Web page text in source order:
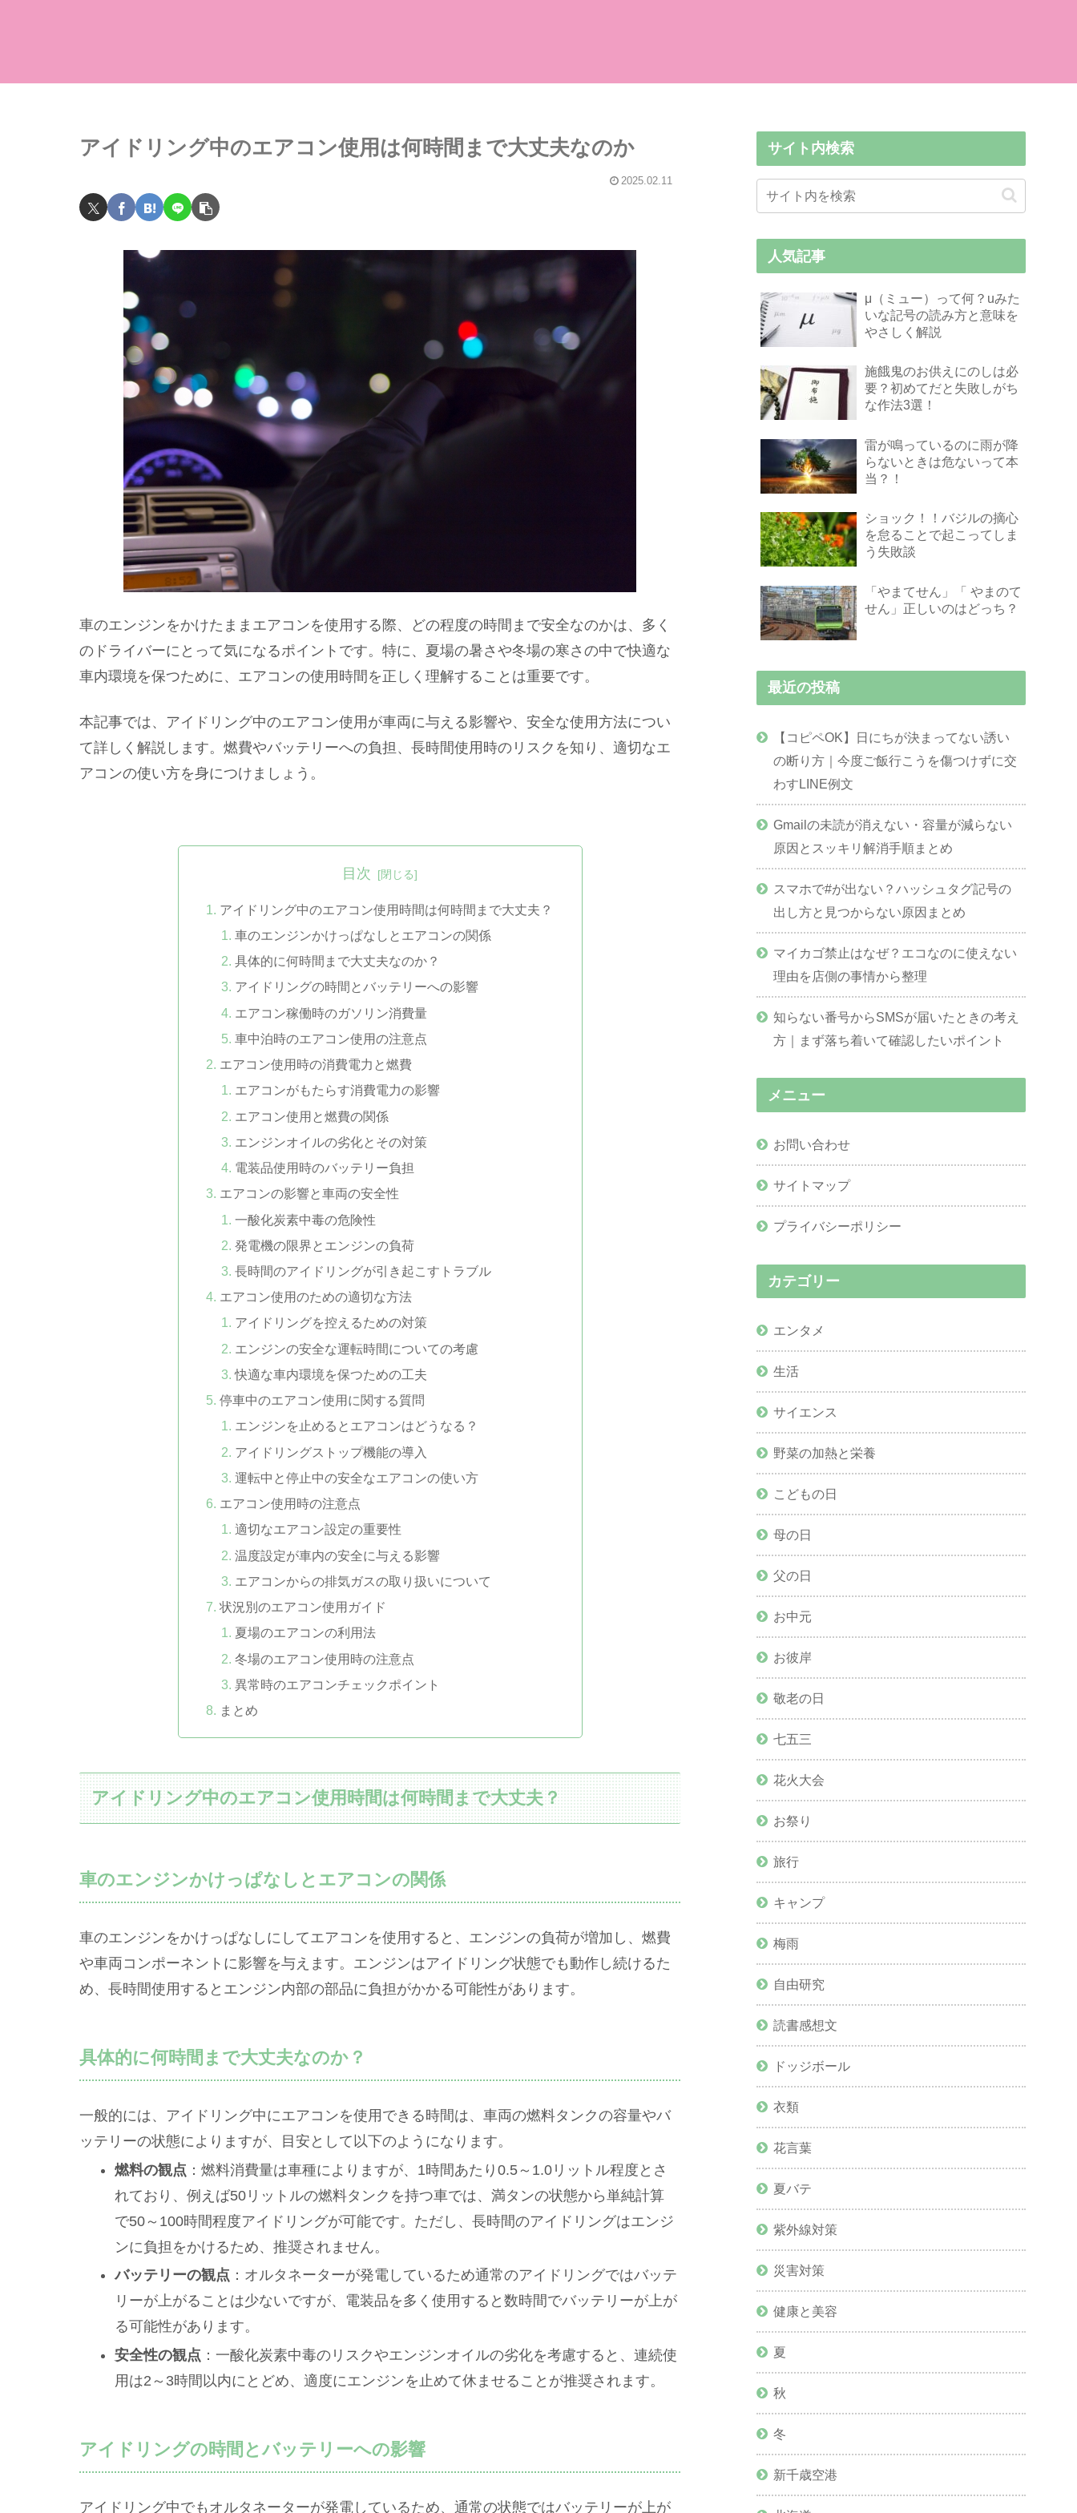
アイドリング中のエアコン使用は何時間まで大丈夫なのか
2025.02.11
車のエンジンをかけたままエアコンを使用する際、どの程度の時間まで安全なのかは、多く
のドライバーにとって気になるポイントです。特に、夏場の暑さや冬場の寒さの中で快適な
車内環境を保つために、エアコンの使用時間を正しく理解することは重要です。
本記事では、アイドリング中のエアコン使用が車両に与える影響や、安全な使用方法につい
て詳しく解説します。燃費やバッテリーへの負担、長時間使用時のリスクを知り、適切なエ
アコンの使い方を身につけましょう。
目次
アイドリング中のエアコン使用時間は何時間まで大丈夫？
車のエンジンかけっぱなしとエアコンの関係
具体的に何時間まで大丈夫なのか？
アイドリングの時間とバッテリーへの影響
エアコン稼働時のガソリン消費量
車中泊時のエアコン使用の注意点
エアコン使用時の消費電力と燃費
エアコンがもたらす消費電力の影響
エアコン使用と燃費の関係
エンジンオイルの劣化とその対策
電装品使用時のバッテリー負担
エアコンの影響と車両の安全性
一酸化炭素中毒の危険性
発電機の限界とエンジンの負荷
長時間のアイドリングが引き起こすトラブル
エアコン使用のための適切な方法
アイドリングを控えるための対策
エンジンの安全な運転時間についての考慮
快適な車内環境を保つための工夫
停車中のエアコン使用に関する質問
エンジンを止めるとエアコンはどうなる？
アイドリングストップ機能の導入
運転中と停止中の安全なエアコンの使い方
エアコン使用時の注意点
適切なエアコン設定の重要性
温度設定が車内の安全に与える影響
エアコンからの排気ガスの取り扱いについて
状況別のエアコン使用ガイド
夏場のエアコンの利用法
冬場のエアコン使用時の注意点
異常時のエアコンチェックポイント
まとめ
アイドリング中のエアコン使用時間は何時間まで大丈夫？
車のエンジンかけっぱなしとエアコンの関係
車のエンジンをかけっぱなしにしてエアコンを使用すると、エンジンの負荷が増加し、燃費
や車両コンポーネントに影響を与えます。エンジンはアイドリング状態でも動作し続けるた
め、長時間使用するとエンジン内部の部品に負担がかかる可能性があります。
具体的に何時間まで大丈夫なのか？
一般的には、アイドリング中にエアコンを使用できる時間は、車両の燃料タンクの容量やバ
ッテリーの状態によりますが、目安として以下のようになります。
燃料の観点 ：燃料消費量は車種によりますが、1時間あたり0.5～1.0リットル程度とさ
れており、例えば50リットルの燃料タンクを持つ車では、満タンの状態から単純計算
で50～100時間程度アイドリングが可能です。ただし、長時間のアイドリングはエンジ
ンに負担をかけるため、推奨されません。
バッテリーの観点 ：オルタネーターが発電しているため通常のアイドリングではバッテ
リーが上がることは少ないですが、電装品を多く使用すると数時間でバッテリーが上が
る可能性があります。
安全性の観点 ：一酸化炭素中毒のリスクやエンジンオイルの劣化を考慮すると、連続使
用は2～3時間以内にとどめ、適度にエンジンを止めて休ませることが推奨されます。
アイドリングの時間とバッテリーへの影響
アイドリング中でもオルタネーターが発電しているため、通常の状態ではバッテリーが上が
サイト内検索
人気記事
μ（ミュー）って何？uみた
いな記号の読み方と意味を
やさしく解説
施餓鬼のお供えにのしは必
要？初めてだと失敗しがち
な作法3選！
雷が鳴っているのに雨が降
らないときは危ないって本
当？！
ショック！！バジルの摘心
を怠ることで起こってしま
う失敗談
「やまてせん」「 やまのて
せん」正しいのはどっち？
最近の投稿
【コピペOK】日にちが決まってない誘い
の断り方｜今度ご飯行こうを傷つけずに交
わすLINE例文
Gmailの未読が消えない・容量が減らない
原因とスッキリ解消手順まとめ
スマホで#が出ない？ハッシュタグ記号の
出し方と見つからない原因まとめ
マイカゴ禁止はなぜ？エコなのに使えない
理由を店側の事情から整理
知らない番号からSMSが届いたときの考え
方｜まず落ち着いて確認したいポイント
メニュー
お問い合わせ
サイトマップ
プライバシーポリシー
カテゴリー
エンタメ
生活
サイエンス
野菜の加熱と栄養
こどもの日
母の日
父の日
お中元
お彼岸
敬老の日
七五三
花火大会
お祭り
旅行
キャンプ
梅雨
自由研究
読書感想文
ドッジボール
衣類
花言葉
夏バテ
紫外線対策
災害対策
健康と美容
夏
秋
冬
新千歳空港